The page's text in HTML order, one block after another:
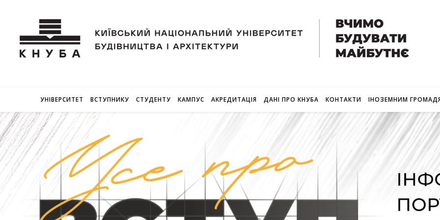
УНІВЕРСИТЕТ ВСТУПНИКУ СТУДЕНТУ КАМПУС АКРЕДИТАЦІЯ ДАНІ ПРО КНУБА КОНТАКТИ ІНОЗЕМНИМ